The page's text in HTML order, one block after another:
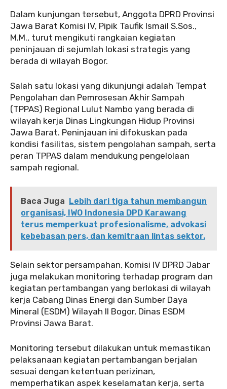
‎Dalam kunjungan tersebut, Anggota DPRD Provinsi
Jawa Barat Komisi IV, Pipik Taufik Ismail S.Sos.,
M.M., turut mengikuti rangkaian kegiatan
peninjauan di sejumlah lokasi strategis yang
berada di wilayah Bogor.
‎Salah satu lokasi yang dikunjungi adalah Tempat
Pengolahan dan Pemrosesan Akhir Sampah
(TPPAS) Regional Lulut Nambo yang berada di
wilayah kerja Dinas Lingkungan Hidup Provinsi
Jawa Barat. Peninjauan ini difokuskan pada
kondisi fasilitas, sistem pengolahan sampah, serta
peran TPPAS dalam mendukung pengelolaan
sampah regional.
Baca Juga Lebih dari tiga tahun membangun
organisasi, IWO Indonesia DPD Karawang
terus memperkuat profesionalisme, advokasi
kebebasan pers, dan kemitraan lintas sektor.
‎Selain sektor persampahan, Komisi IV DPRD Jabar
juga melakukan monitoring terhadap program dan
kegiatan pertambangan yang berlokasi di wilayah
kerja Cabang Dinas Energi dan Sumber Daya
Mineral (ESDM) Wilayah II Bogor, Dinas ESDM
Provinsi Jawa Barat.
‎Monitoring tersebut dilakukan untuk memastikan
pelaksanaan kegiatan pertambangan berjalan
sesuai dengan ketentuan perizinan,
memperhatikan aspek keselamatan kerja, serta